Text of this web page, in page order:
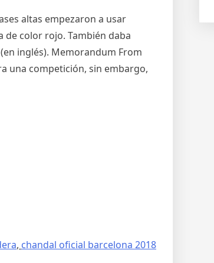
altas empezaron a usar
de color rojo. También daba
inglés). Memorandum From
una competición, sin embargo,
, chandal oficial barcelona 2018